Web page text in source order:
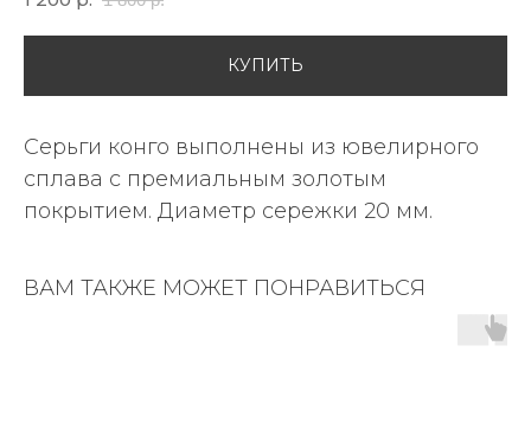
КУПИТЬ
Серьги конго выполнены из ювелирного
сплава с премиальным золотым
покрытием. Диаметр сережки 20 мм.
ВАМ ТАКЖЕ МОЖЕТ ПОНРАВИТЬСЯ